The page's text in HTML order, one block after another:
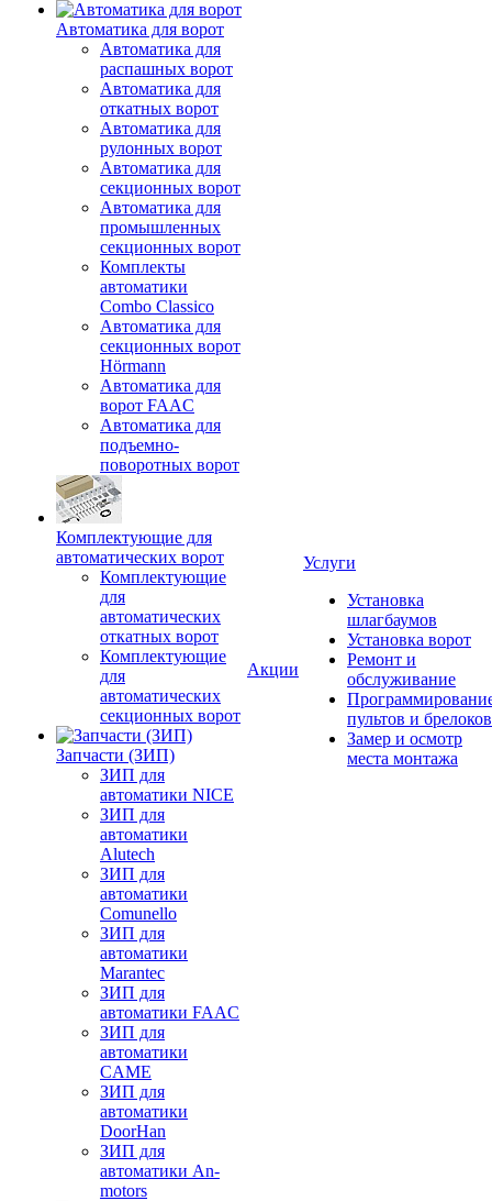
Автоматика для ворот
Автоматика для
распашных ворот
Автоматика для
откатных ворот
Автоматика для
рулонных ворот
Автоматика для
секционных ворот
Автоматика для
промышленных
секционных ворот
Комплекты
автоматики
Combo Classico
Автоматика для
секционных ворот
Hörmann
Автоматика для
ворот FAAC
Автоматика для
подъемно-
поворотных ворот
Комплектующие для
автоматических ворот
Комплектующие
для
автоматических
откатных ворот
Комплектующие
для
автоматических
секционных ворот
Запчасти (ЗИП)
ЗИП для
автоматики NICE
ЗИП для
автоматики
Alutech
ЗИП для
автоматики
Comunello
ЗИП для
автоматики
Marantec
ЗИП для
автоматики FAAC
ЗИП для
автоматики
CAME
ЗИП для
автоматики
DoorHan
ЗИП для
автоматики An-
motors
Акции
Услуги
Установка
шлагбаумов
Установка ворот
Ремонт и
обслуживание
пультов и брелоков
Замер и осмотр
места монтажа